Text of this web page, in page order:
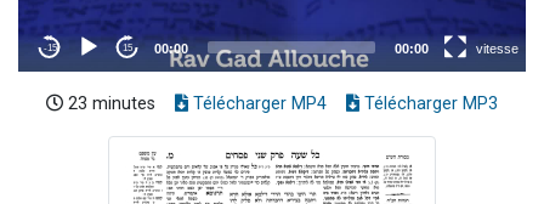
23 minutes Télécharger MP4 Télécharger MP3